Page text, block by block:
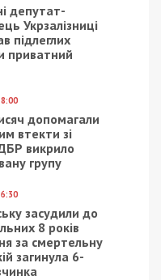
колишній
вбивство
26/02/2024 - 19:40
Ворог атакував